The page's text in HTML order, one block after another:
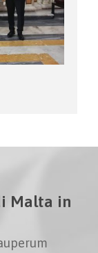
Malta in